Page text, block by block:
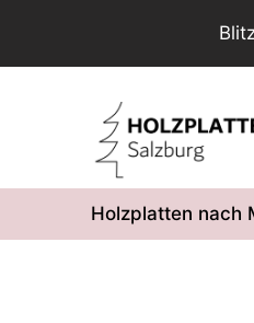
Holzplatten nach